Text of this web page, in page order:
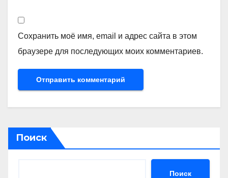
Сохранить моё имя, email и адрес сайта в этом
браузере для последующих моих комментариев.
Поиск
Поиск